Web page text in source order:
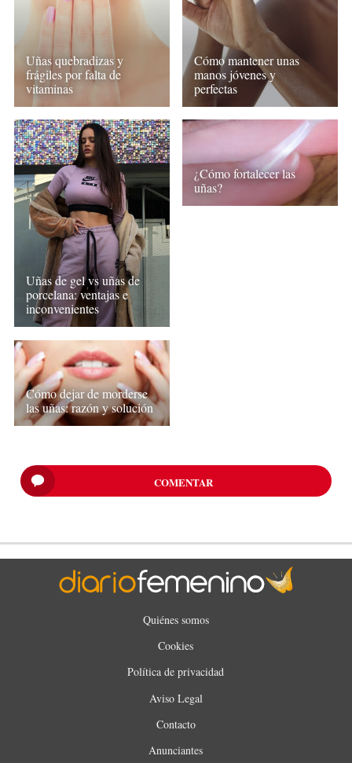
Uñas quebradizas y
frágiles por falta de
vitaminas
Cómo mantener unas
manos jóvenes y
perfectas
Uñas de gel vs uñas de
porcelana: ventajas e
inconvenientes
¿Cómo fortalecer las
uñas?
Cómo dejar de morderse
las uñas: razón y solución
COMENTAR
Quiénes somos
Cookies
Política de privacidad
Aviso Legal
Contacto
Anunciantes